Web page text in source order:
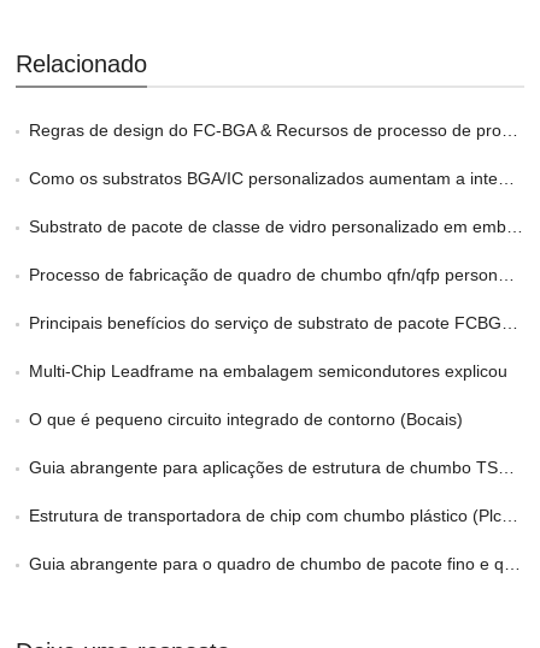
Relacionado
Regras de design do FC-BGA & Recursos de processo de produção
Como os substratos BGA/IC personalizados aumentam a integridade do sinal
Substrato de pacote de classe de vidro personalizado em embalagens 2.5D e 3D
Processo de fabricação de quadro de chumbo qfn/qfp personalizado
Principais benefícios do serviço de substrato de pacote FCBGA personalizado no HPC
Multi-Chip Leadframe na embalagem semicondutores explicou
O que é pequeno circuito integrado de contorno (Bocais)
Guia abrangente para aplicações de estrutura de chumbo TSOP/LOC
Estrutura de transportadora de chip com chumbo plástico (Plcc) Quadro de chumbo
Guia abrangente para o quadro de chumbo de pacote fino e quadro